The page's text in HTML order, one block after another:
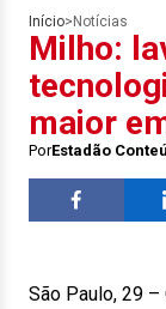
Início> Notícias
Milho:
maior
PorEstadão
São Paulo, 29